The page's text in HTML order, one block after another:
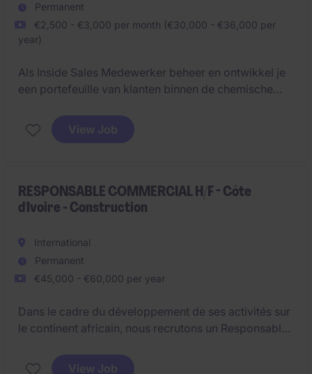
Permanent
€2,500 - €3,000 per month (€30,000 - €36,000 per
year)
Als Inside Sales Medewerker beheer en ontwikkel je
een portefeuille van klanten binnen de chemische
commerciële opportuniteiten en ondersteunt de
verdere groei van het klantenbestand
View Job
RESPONSABLE COMMERCIAL H/F - Côte
d'Ivoire - Construction
International
Permanent
€45,000 - €60,000 per year
Dans le cadre du développement de ses activités sur
le continent africain, nous recrutons un Responsable
sécuriser les projets en cours et de structurer le
View Job